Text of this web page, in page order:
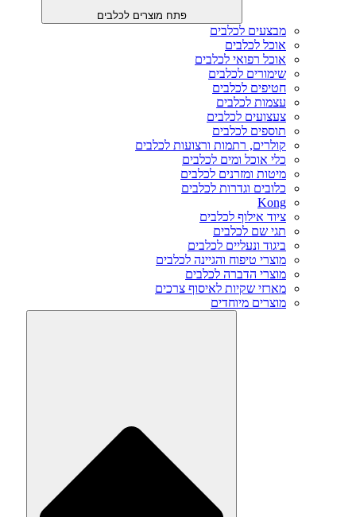
פתח מוצרים לכלבים
מבצעים לכלבים
אוכל לכלבים
אוכל רפואי לכלבים
שימורים לכלבים
חטיפים לכלבים
עצמות לכלבים
צעצועים לכלבים
תוספים לכלבים
קולרים, רתמות ורצועות לכלבים
כלי אוכל ומים לכלבים
מיטות ומזרנים לכלבים
כלובים וגדרות לכלבים
Kong
ציוד אילוף לכלבים
תגי שם לכלבים
ביגוד ונעליים לכלבים
מוצרי טיפוח והגיינה לכלבים
מוצרי הדברה לכלבים
מארזי שקיות לאיסוף צרכים
מוצרים מיוחדים